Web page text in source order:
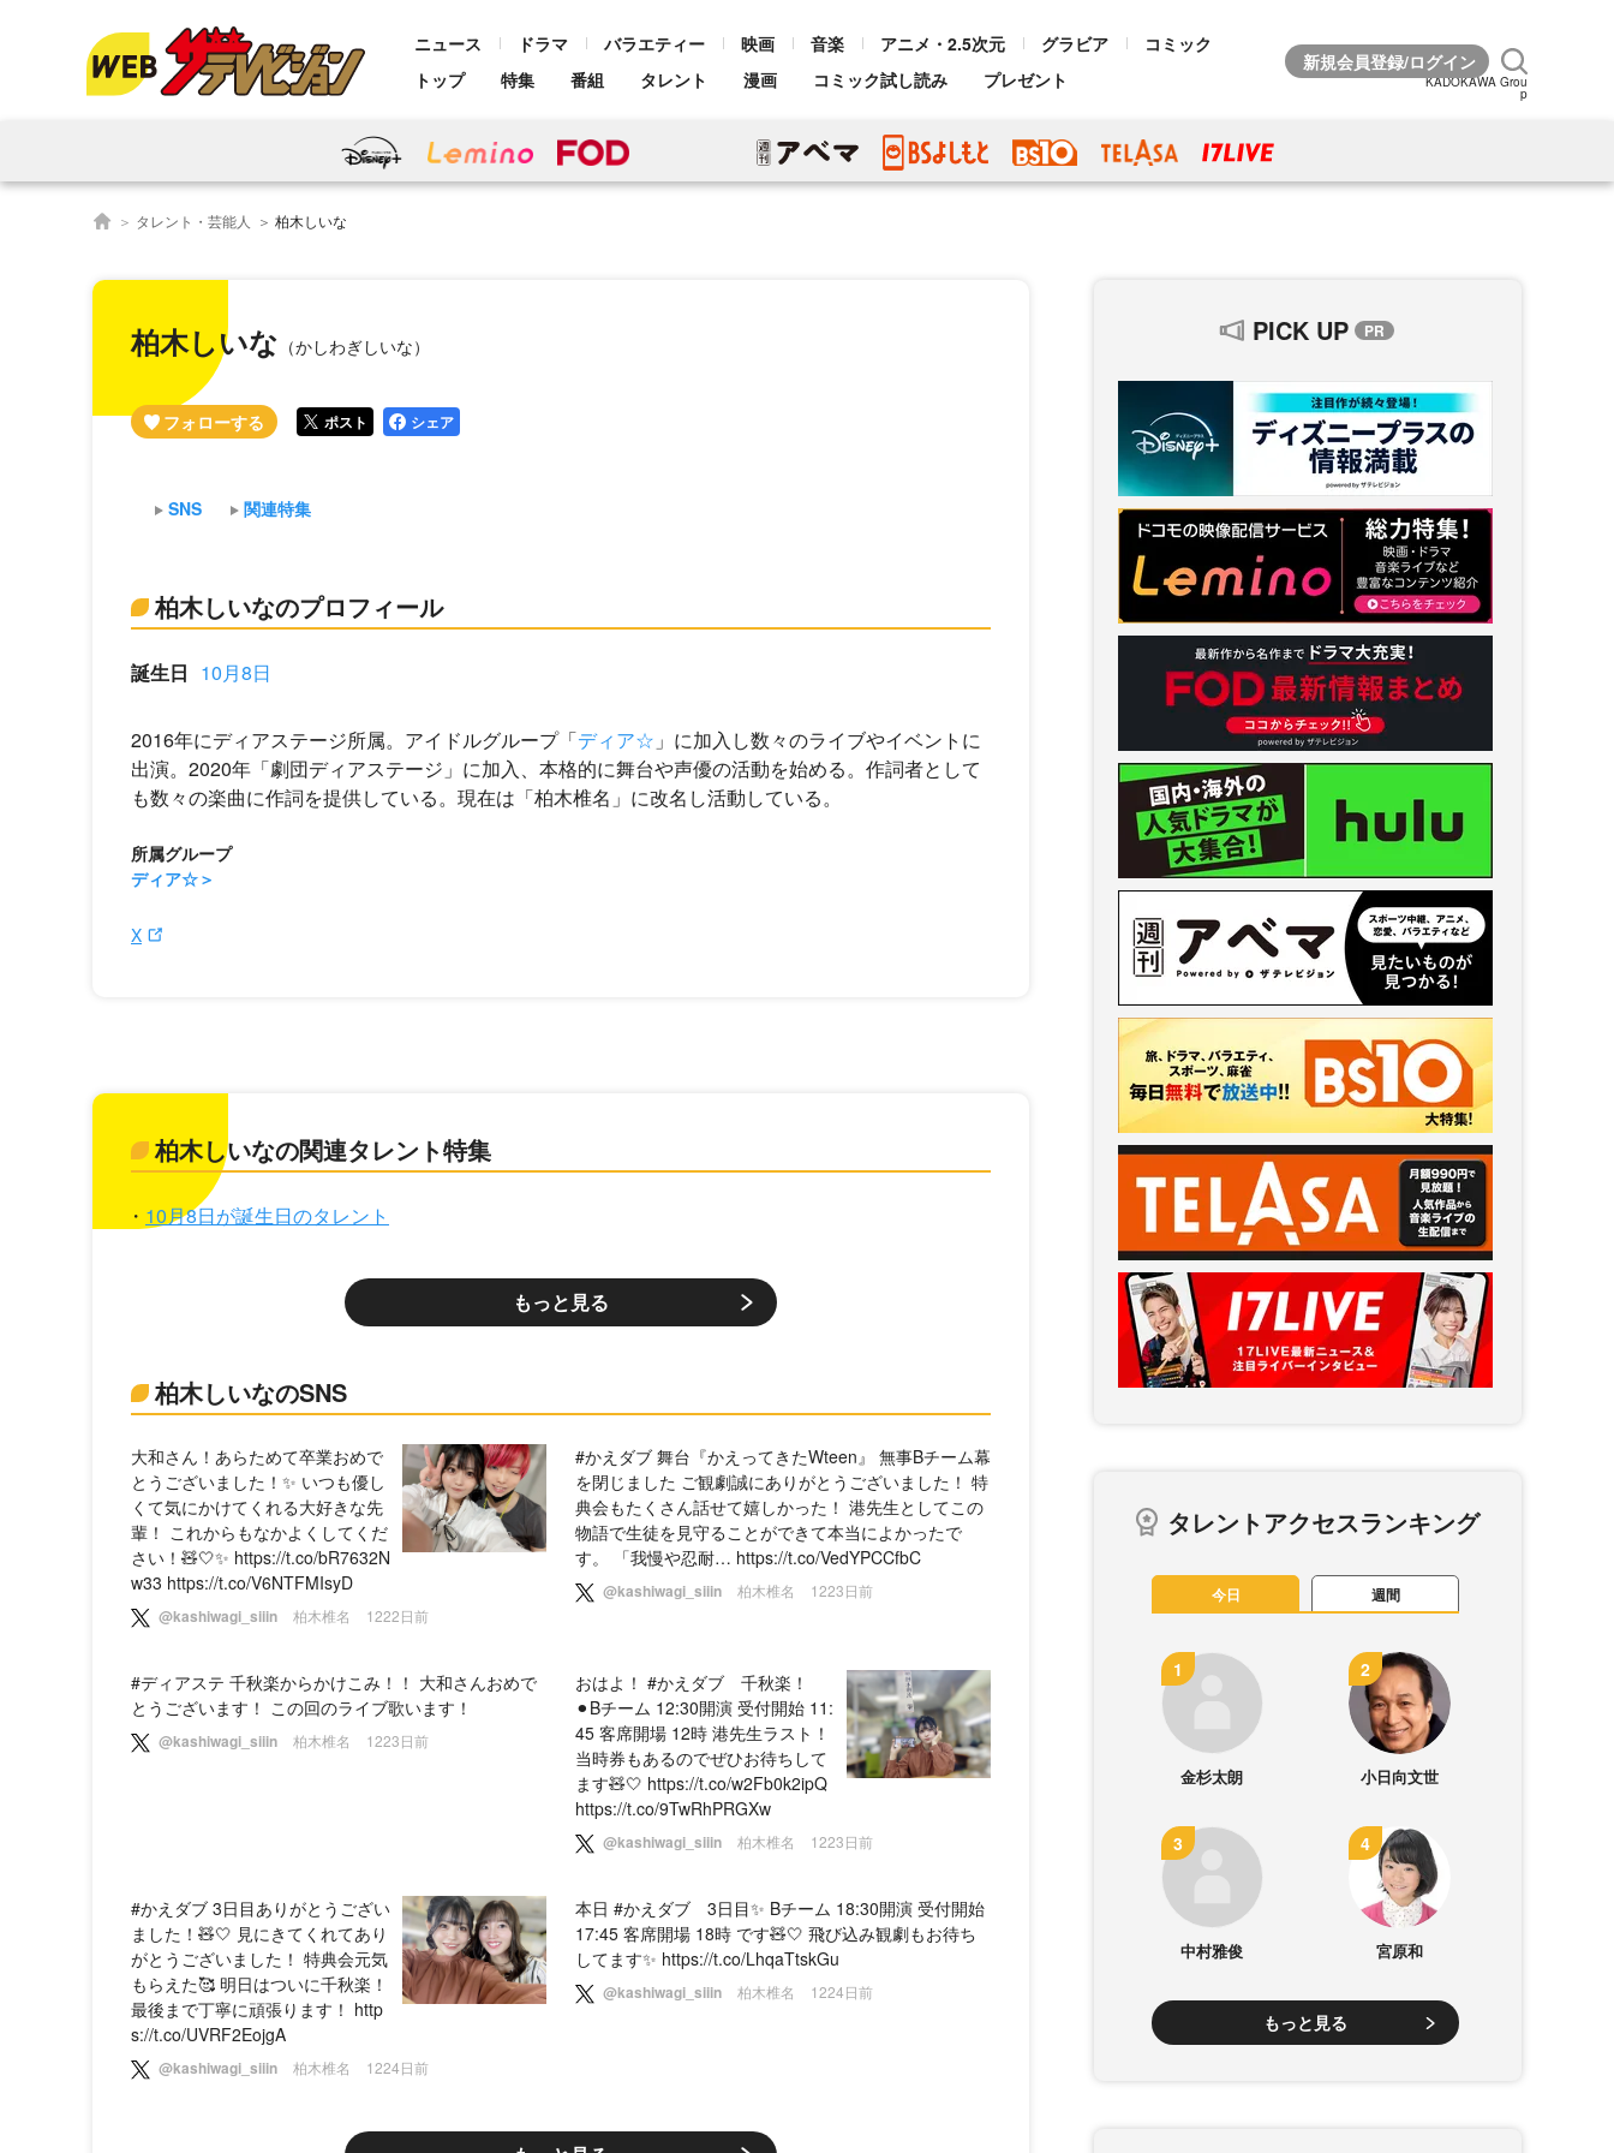
ニュース ドラマ バラエティー 映画 音楽 アニメ・2.5次元 グラビア
コミック
トップ
特集 番組 タレント 漫画 コミック試し読み プレゼント KADOKAWA Grou
p
タレント・芸能人 柏木しいな
柏木しいな （かしわぎしいな）
ポスト シェア
SNS 関連特集
柏木しいなのプロフィール
誕生日 10月8日
2016年にディアステージ所属。アイドルグループ「ディア☆ 」に加入し数々のライブやイベントに
出演。2020年「劇団ディアステージ」に加入、本格的に舞台や声優の活動を始める。作詞者として
も数々の楽曲に作詞を提供している。現在は「柏木椎名」に改名し活動している。
所属グループ
ディア☆
X
柏木しいなの関連タレント特集
10月8日が誕生日のタレント
もっと見る
柏木しいなのSNS
大和さん！あらためて卒業おめで
とうございました！✨ いつも優し
くて気にかけてくれる大好きな先
輩！ これからもなかよくしてくだ
さい！🧸🤍✨ https://t.co/bR7632N
w33 https://t.co/V6NTFMIsyD
@kashiwagi_siiin 柏木椎名 1222日前
#かえダブ 舞台『かえってきたWteen』 無事Bチーム幕
を閉じました ご観劇誠にありがとうございました！ 特
典会もたくさん話せて嬉しかった！ 港先生としてこの
物語で生徒を見守ることができて本当によかったで
す。 「我慢や忍耐… https://t.co/VedYPCCfbC
@kashiwagi_siiin 柏木椎名 1223日前
#ディアステ 千秋楽からかけこみ！！ 大和さんおめで
とうございます！ この回のライブ歌います！
@kashiwagi_siiin 柏木椎名 1223日前
おはよ！ #かえダブ 千秋楽！
⚫︎Bチーム 12:30開演 受付開始 11:
45 客席開場 12時 港先生ラスト！
当時券もあるのでぜひお待ちして
ます🧸🤍 https://t.co/w2Fb0k2ipQ
https://t.co/9TwRhPRGXw
@kashiwagi_siiin 柏木椎名 1223日前
#かえダブ 3日目ありがとうござい
ました！🧸🤍 見にきてくれてあり
がとうございました！ 特典会元気
もらえた🥰 明日はついに千秋楽！
最後まで丁寧に頑張ります！ http
s://t.co/UVRF2EojgA
@kashiwagi_siiin 柏木椎名 1224日前
本日 #かえダブ 3日目✨ Bチーム 18:30開演 受付開始
17:45 客席開場 18時 です🧸🤍 飛び込み観劇もお待ち
してます✨ https://t.co/LhqaTtskGu
@kashiwagi_siiin 柏木椎名 1224日前
PICK UP
タレントアクセスランキング
今日 週間
金杉太朗 小日向文世
中村雅俊 宮原和
もっと見る